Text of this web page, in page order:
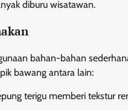
diburu wisatawan.
bahan-bahan
bawang antara lain:
terigu memberi tekstur